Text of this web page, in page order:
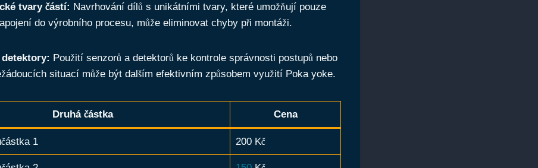
tvary částí: Navrhování dílů s unikátními tvary, které umožňují pouze
do výrobního procesu, může eliminovat chyby při montáži.
Použití senzorů a detektorů ke kontrole správnosti postupů nebo
situací může být dalším efektivním způsobem využití Poka yoke.
Druhá částka Cena
1 200 Kč